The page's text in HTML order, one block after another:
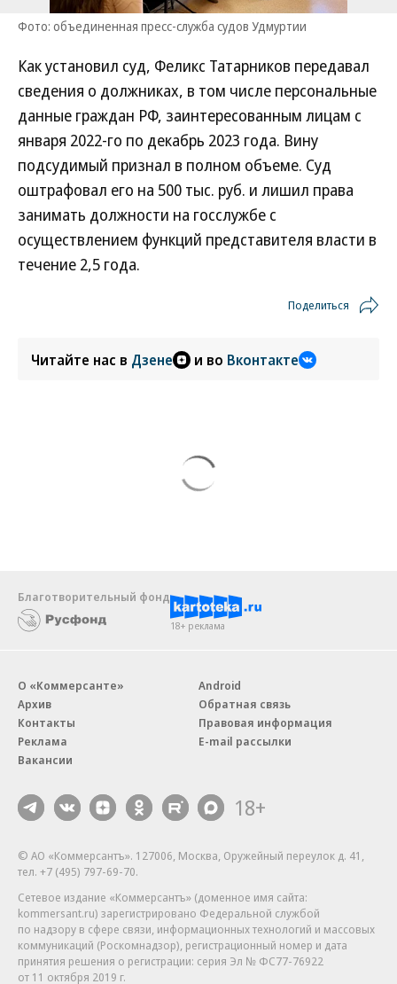
Фото: объединенная пресс-служба судов Удмуртии
Как установил суд, Феликс Татарников передавал
сведения о должниках, в том числе персональные
данные граждан РФ, заинтересованным лицам с
января 2022-го по декабрь 2023 года. Вину
подсудимый признал в полном объеме. Суд
оштрафовал его на 500 тыс. руб. и лишил права
занимать должности на госслужбе с
осуществлением функций представителя власти в
течение 2,5 года.
Поделиться
Читайте нас в Дзене и во Вконтакте
Благотворительный фонд
18+ реклама
О «Коммерсанте»
Архив
Контакты
Реклама
Вакансии
Android
Обратная связь
Правовая информация
E-mail рассылки
18+
© АО «Коммерсантъ». 127006, Москва, Оружейный переулок д. 41,
тел. +7 (495) 797-69-70.
Сетевое издание «Коммерсантъ» (доменное имя сайта:
kommersant.ru) зарегистрировано Федеральной службой
по надзору в сфере связи, информационных технологий и массовых
коммуникаций (Роскомнадзор), регистрационный номер и дата
принятия решения о регистрации: серия Эл № ФС77-76922
от 11 октября 2019 г.